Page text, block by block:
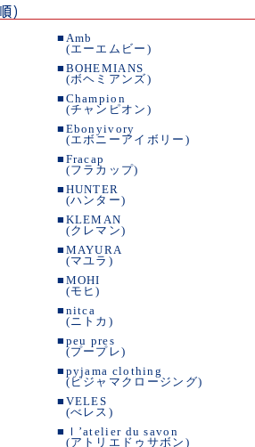
■ Amb
(エーエムビー)
■ BOHEMIANS
(ボヘミアンズ)
■ Champion
(チャンピオン)
■ Ebonyivory
(エボニーアイボリー)
■ Fracap
(フラカップ)
■ HUNTER
(ハンター)
■ KLEMAN
(クレマン)
■ MAYURA
(マユラ)
■ MOHI
(モヒ)
■ nitca
(ニトカ)
■ peu pres
(プープレ)
■ pyjama clothing
(ピジャマクロージング)
■ VELES
(べレス)
■ ｌ’atelier du savon
(アトリエドゥサボン)